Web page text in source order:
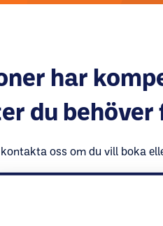
har
du
oss om du vill boka